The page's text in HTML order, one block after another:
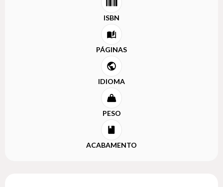
ISBN
PÁGINAS
IDIOMA
PESO
ACABAMENTO